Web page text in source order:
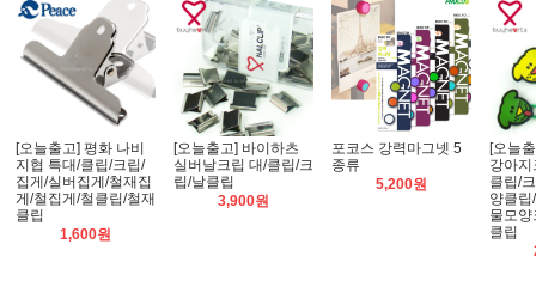
[오늘출고] 평화 나비
지협 특대/클립/크립/
집게/실버집게/철재집
게/철집게/철클립/철재
클립
1,600원
[오늘출고] 바이하츠
실버날크립 대/클립/크
립/날클립
3,900원
포코스 강력마그넷 5
종류
5,200원
[오늘
강아
클립/
양클
물모
클립